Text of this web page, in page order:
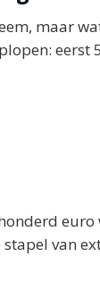
maar
eerst
van